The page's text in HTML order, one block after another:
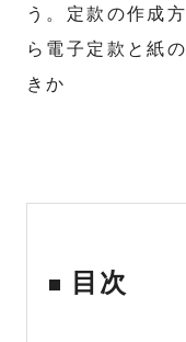
う。定款の作成
ら電子定款と紙
きか
目次